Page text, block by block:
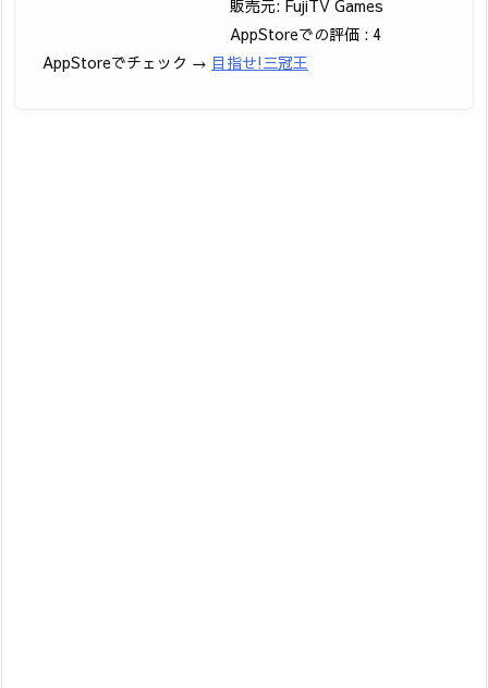
販売元: FujiTV Games
AppStoreでの評価 : 4
AppStoreでチェック → 目指せ!三冠王